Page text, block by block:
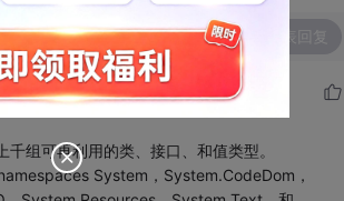
可再利用的类、接口、和值类型。
System，System.CodeDom，